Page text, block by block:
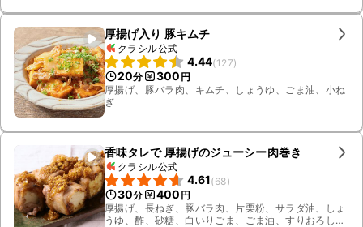
厚揚げ入り 豚キムチ
クラシル公式
4.44(127)
20分 300 円
厚揚げ、豚バラ肉、キムチ、しょうゆ、ごま油、小ね
ぎ
香味タレで 厚揚げのジューシー肉巻き
クラシル公式
4.61(68)
30分 400 円
厚揚げ、長ねぎ、豚バラ肉、片栗粉、サラダ油、しょ
うゆ、酢、砂糖、白いりごま、ごま油、すりおろしニ